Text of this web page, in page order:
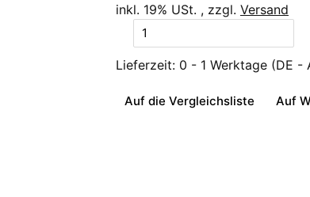
inkl. 19% USt. , zzgl. Versand
Lieferzeit: 0 - 1 Werktage (DE -
Auf die Vergleichsliste Auf